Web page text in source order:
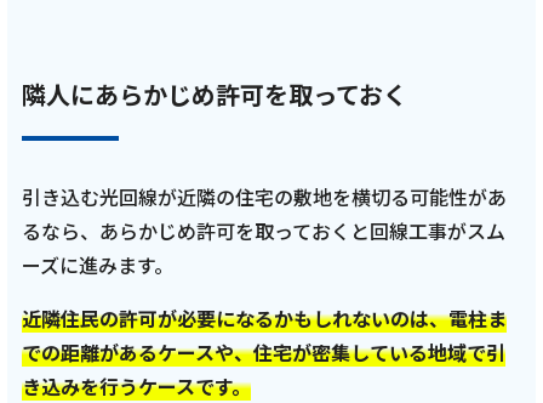
隣人にあらかじめ許可を取っておく
引き込む光回線が近隣の住宅の敷地を横切る可能性があ
るなら、あらかじめ許可を取っておくと回線工事がスム
ーズに進みます。
近隣住民の許可が必要になるかもしれないのは、電柱ま
での距離があるケースや、住宅が密集している地域で引
き込みを行うケースです。